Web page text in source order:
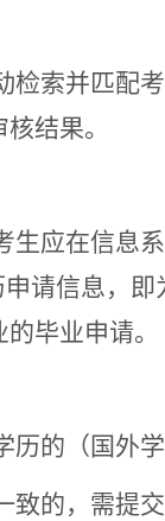
检索并匹配
结果。
生应在信息
请信息，
毕业申请。
历的（国外
致的，需提